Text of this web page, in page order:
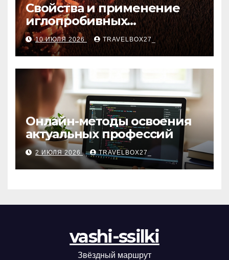
Свойства и применение
иглопробивных
базальтовых огнеупорных
матов
10 ИЮЛЯ 2026 TRAVELBOX27_
Онлайн-методы освоения
актуальных профессий
2 ИЮЛЯ 2026 TRAVELBOX27_
vashi-ssilki
Звёздный маршрут